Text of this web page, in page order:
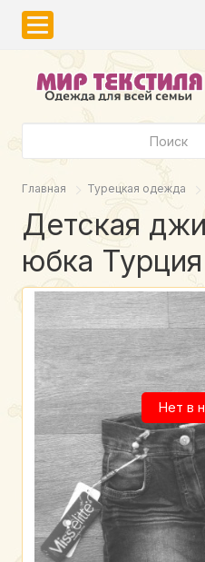
Главная Турецкая одежда
Детская
юбка
Нет в